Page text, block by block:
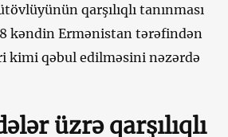
qarşılıqlı tanınması
kəndin Ermənistan tərəfindən
kimi qəbul edilməsini nəzərdə
üzrə qarşılıqlı